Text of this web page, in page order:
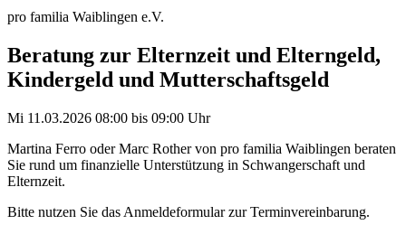
pro familia Waiblingen e.V.
Beratung zur Elternzeit und Elterngeld,
Kindergeld und Mutterschaftsgeld
Mi 11.03.2026 08:00 bis 09:00 Uhr
Martina Ferro oder Marc Rother von pro familia Waiblingen beraten
Sie rund um finanzielle Unterstützung in Schwangerschaft und
Elternzeit.
Bitte nutzen Sie das Anmeldeformular zur Terminvereinbarung.